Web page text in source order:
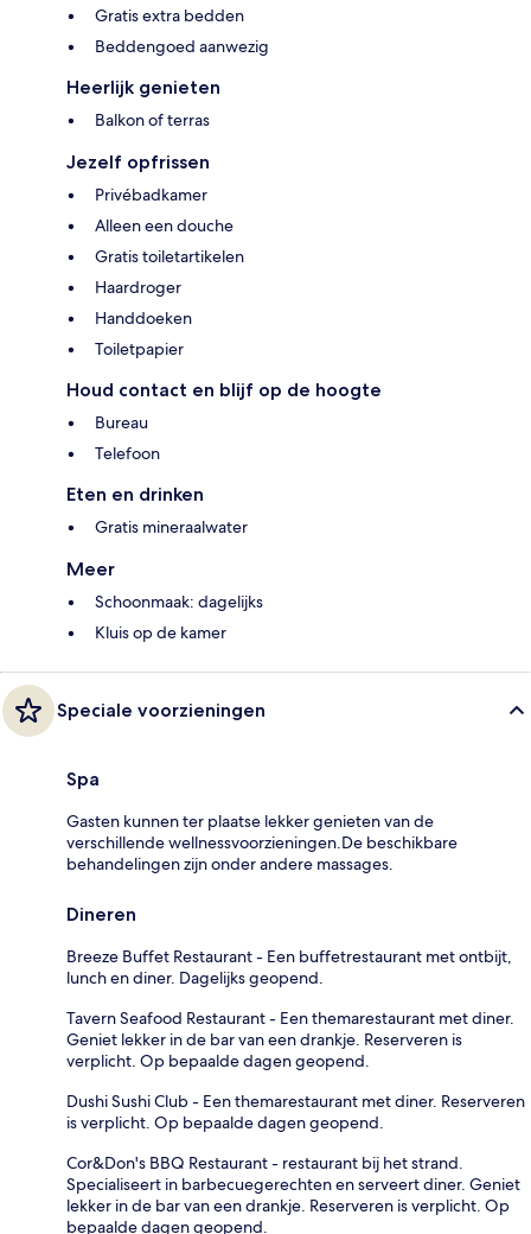
Gratis extra bedden
Beddengoed aanwezig
Heerlijk genieten
Balkon of terras
Jezelf opfrissen
Privébadkamer
Alleen een douche
Gratis toiletartikelen
Haardroger
Handdoeken
Toiletpapier
Houd contact en blijf op de hoogte
Bureau
Telefoon
Eten en drinken
Gratis mineraalwater
Meer
Schoonmaak: dagelijks
Kluis op de kamer
Speciale voorzieningen
Spa
Gasten kunnen ter plaatse lekker genieten van de
verschillende wellnessvoorzieningen.De beschikbare
behandelingen zijn onder andere massages.
Dineren
Breeze Buffet Restaurant - Een buffetrestaurant met ontbijt,
lunch en diner. Dagelijks geopend.
Tavern Seafood Restaurant - Een themarestaurant met diner.
Geniet lekker in de bar van een drankje. Reserveren is
verplicht. Op bepaalde dagen geopend.
Dushi Sushi Club - Een themarestaurant met diner. Reserveren
is verplicht. Op bepaalde dagen geopend.
Cor&Don's BBQ Restaurant - restaurant bij het strand.
Specialiseert in barbecuegerechten en serveert diner. Geniet
lekker in de bar van een drankje. Reserveren is verplicht. Op
bepaalde dagen geopend.